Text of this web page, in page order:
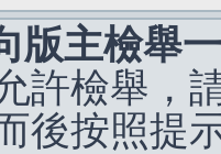
版主檢舉
許檢舉，
後按照提